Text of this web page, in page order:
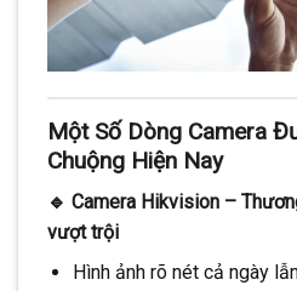
Một Số Dòng Camera
Chuộng Hiện Nay
🔹 Camera Hikvision –
vượt trội
Hình ảnh rõ nét cả ngày